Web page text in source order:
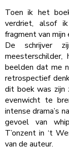
Toen ik het
verdriet, alsof
fragment van
De schrijver
beelden dat me
retrospectief
dit boek was zijn
evenwicht te
intense drama’s
gevoel van
T’onzent in ‘t
van de auteur.